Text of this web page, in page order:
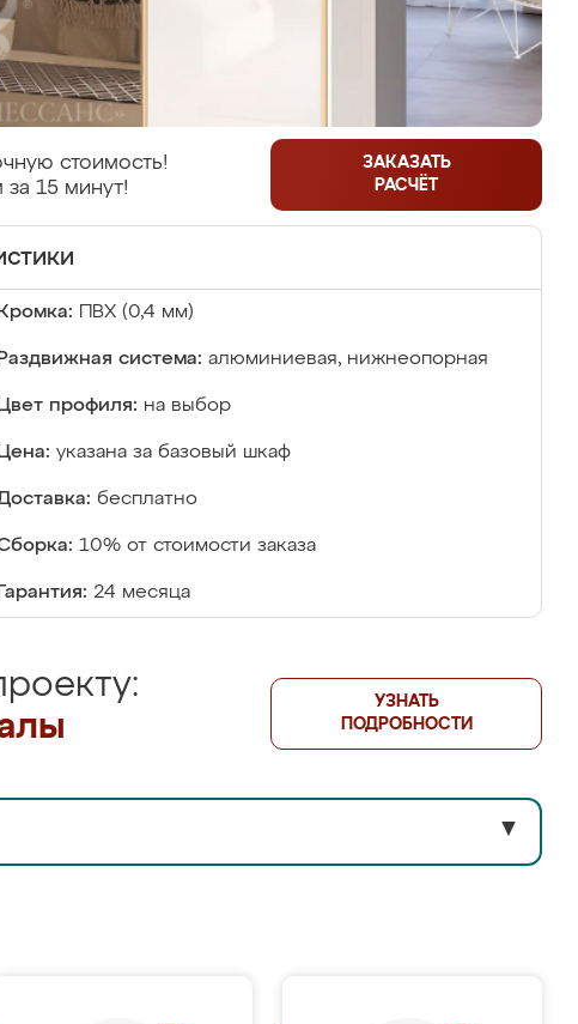
стоимость!
15 минут!
ЗАКАЗАТЬ
РАСЧЁТ
Кромка: ПВХ (0,4 мм)
Раздвижная система: алюминиевая, нижнеопорная
Цвет профиля: на выбор
Цена: указана за базовый шкаф
бесплатно
10% от стоимости заказа
Гарантия: 24 месяца
УЗНАТЬ
ПОДРОБНОСТИ
▼